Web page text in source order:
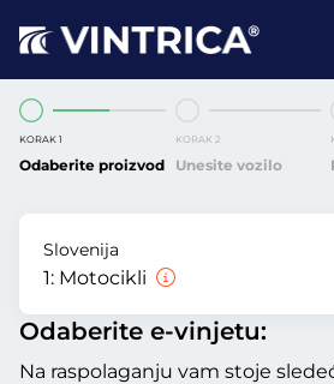
KORAK 1
Odaberite proizvod
KORAK 2
Unesite vozilo
Slovenija
1: Motocikli
Odaberite e-vinjetu:
Na raspolaganju vam stoje